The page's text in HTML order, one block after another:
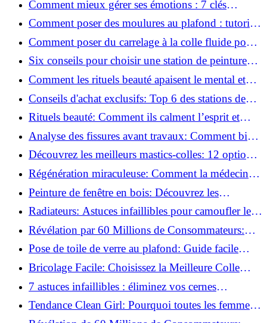
Comment mieux gérer ses émotions : 7 clés
pratiques
Comment poser des moulures au plafond : tutoriel
vidéo pas à pas ?
Comment poser du carrelage à la colle fluide pour
un rendu professionnel ?
Six conseils pour choisir une station de peinture
basse pression
Comment les rituels beauté apaisent le mental et
créent des moments pour soi ?
Conseils d'achat exclusifs: Top 6 des stations de
peinture basse pression incontournables!
Rituels beauté: Comment ils calment l’esprit et
chouchoutent votre âme!
Analyse des fissures avant travaux: Comment bien
préparer vos surfaces!
Découvrez les meilleurs mastics-colles: 12 options
dès 6,70 €!
Régénération miraculeuse: Comment la médecine
régénérative peut restaurer votre confiance!
Peinture de fenêtre en bois: Découvrez les
techniques infaillibles pour un résultat parfait!
Radiateurs: Astuces infaillibles pour camoufler les
tuyaux apparents!
Révélation par 60 Millions de Consommateurs:
Découvrez le sérum anti-rides numéro un!
Pose de toile de verre au plafond: Guide facile
pour débutants!
Bricolage Facile: Choisissez la Meilleure Colle
pour Chaque Matériau!
7 astuces infaillibles : éliminez vos cernes
rapidement !
Tendance Clean Girl: Pourquoi toutes les femmes
l'adoptent?